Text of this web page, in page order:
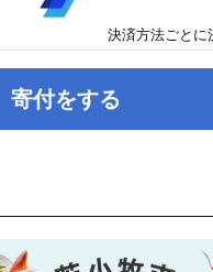
寄付をする
決済方法ごとに